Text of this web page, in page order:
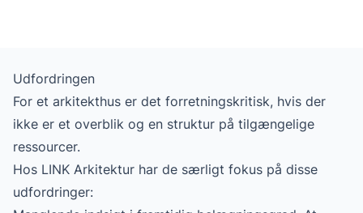
Udfordringen
For et arkitekthus er det forretningskritisk, hvis der
ikke er et overblik og en struktur på tilgængelige
ressourcer.
Hos LINK Arkitektur har de særligt fokus på disse
udfordringer: